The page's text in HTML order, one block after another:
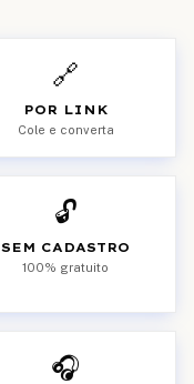
🔗
POR LINK
Cole e converta
🔓
SEM CADASTRO
100% gratuito
🎧